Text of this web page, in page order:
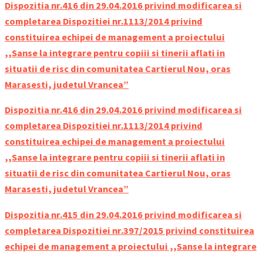
Dispozitia nr.416 din 29.04.2016 privind modificarea si
completarea Dispozitiei nr.1113/2014 privind
constituirea echipei de management a proiectului
,,Sanse la integrare pentru copiii si tinerii aflati in
situatii de risc din comunitatea Cartierul Nou, oras
Marasesti, judetul Vrancea”
Dispozitia nr.416 din 29.04.2016 privind modificarea si
completarea Dispozitiei nr.1113/2014 privind
constituirea echipei de management a proiectului
,,Sanse la integrare pentru copiii si tinerii aflati in
situatii de risc din comunitatea Cartierul Nou, oras
Marasesti, judetul Vrancea”
Dispozitia nr.415 din 29.04.2016 privind modificarea si
completarea Dispozitiei nr.397/2015 privind constituirea
echipei de management a proiectului ,,Sanse la integrare